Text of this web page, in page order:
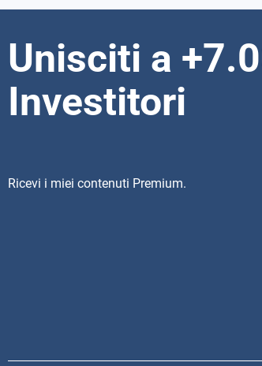
Unisciti a
Investitori
Ricevi i miei contenuti Premium.